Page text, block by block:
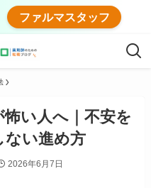
ファルマスタッフ
い人へ｜不安を
ない進め方
2026年6月7日